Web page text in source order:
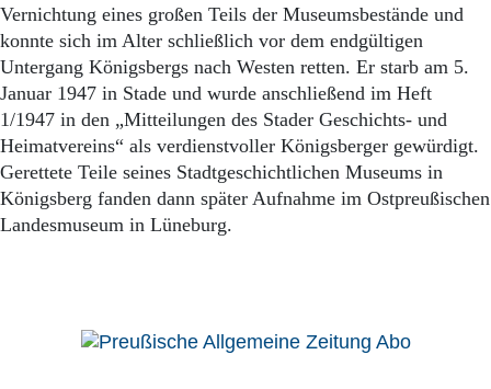
Vernichtung eines großen Teils der Museumsbestände und
konnte sich im Alter schließlich vor dem endgültigen
Untergang Königsbergs nach Westen retten. Er starb am 5.
Januar 1947 in Stade und wurde anschließend im Heft
1/1947 in den „Mitteilungen des Stader Geschichts- und
Heimatvereins“ als verdienstvoller Königsberger gewürdigt.
Gerettete Teile seines Stadtgeschichtlichen Museums in
Königsberg fanden dann später Aufnahme im Ostpreußischen
Landesmuseum in Lüneburg.